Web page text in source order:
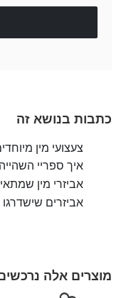
כתבות בנושא זה
צעצועי מין
איך ספריי
אביזרי מין
אביזרים
מוצרים אלה